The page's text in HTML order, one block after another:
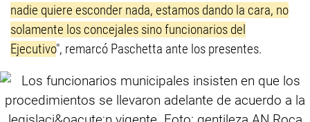
nadie quiere esconder nada, estamos dando la cara, no
solamente los concejales sino funcionarios del
Ejecutivo", remarcó Paschetta ante los presentes.